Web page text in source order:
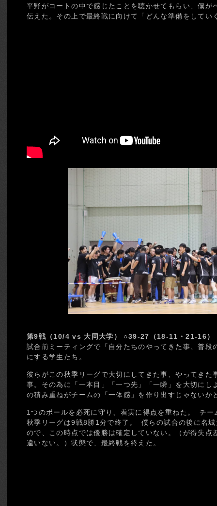
平野がコートの中で感じたことを聴かせてもらい、僕が
伝えた。その上で最終戦に向けて「どんな準備をしてい
第9戦（10/4 vs 大同大学） ○39-27（18-11・21-16）
試合前ミーティングで「自分たちのやってきた事、普段
にする学生たち。
彼らがこの秋季リーグで大切にしてきた事、やってきた
事。その為に「一本目」「一つ先」「一瞬」を大切にし
の積み重ねがチームの「一体感」を作り出すじゃないか
1つのボールを必死に守り、着実に得点を重ねた。 チ
秋季リーグは9戦8勝1分で終了。 僕らの試合の後に名
ので、この時点では優勝は確定していない。（が得失点
違いない。）状態で、最終戦を終えた。